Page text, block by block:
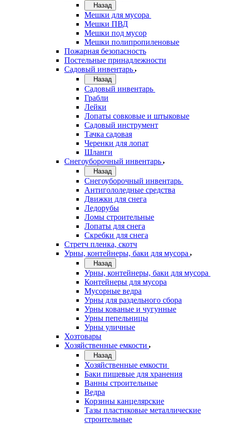
Назад
Мешки для мусора
Мешки ПВД
Мешки под мусор
Мешки полипропиленовые
Пожарная безопасность
Постельные принадлежности
Садовый инвентарь
Назад
Садовый инвентарь
Грабли
Лейки
Лопаты совковые и штыковые
Садовый инструмент
Тачка садовая
Черенки для лопат
Шланги
Снегоуборочный инвентарь
Назад
Снегоуборочный инвентарь
Антигололедные средства
Движки для снега
Ледорубы
Ломы строительные
Лопаты для снега
Скребки для снега
Стретч пленка, скотч
Урны, контейнеры, баки для мусора
Назад
Урны, контейнеры, баки для мусора
Контейнеры для мусора
Мусорные ведра
Урны для раздельного сбора
Урны кованые и чугунные
Урны пепельницы
Урны уличные
Хозтовары
Хозяйственные емкости
Назад
Хозяйственные емкости
Баки пищевые для хранения
Ванны строительные
Ведра
Корзины канцелярские
Тазы пластиковые металлические
строительные